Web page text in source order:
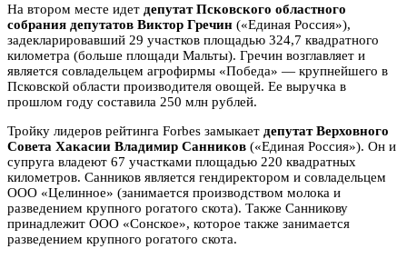
На втором месте идет депутат Псковского областного
собрания депутатов Виктор Гречин («Единая Россия»),
задекларировавший 29 участков площадью 324,7 квадратного
километра (больше площади Мальты). Гречин возглавляет и
является совладельцем агрофирмы «Победа» — крупнейшего в
Псковской области производителя овощей. Ее выручка в
прошлом году составила 250 млн рублей.
Тройку лидеров рейтинга Forbes замыкает депутат Верховного
Совета Хакасии Владимир Санников («Единая Россия»). Он и
супруга владеют 67 участками площадью 220 квадратных
километров. Санников является гендиректором и совладельцем
ООО «Целинное» (занимается производством молока и
разведением крупного рогатого скота). Также Санникову
принадлежит ООО «Сонское», которое также занимается
разведением крупного рогатого скота.